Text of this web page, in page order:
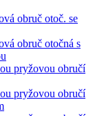
obruč otoč. se
obruč otočná s
pryžovou obručí
pryžovou obručí